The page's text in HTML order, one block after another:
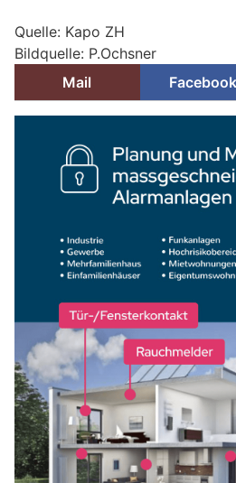
Quelle: Kapo ZH
Bildquelle: P.Ochsner
Mail
Facebook